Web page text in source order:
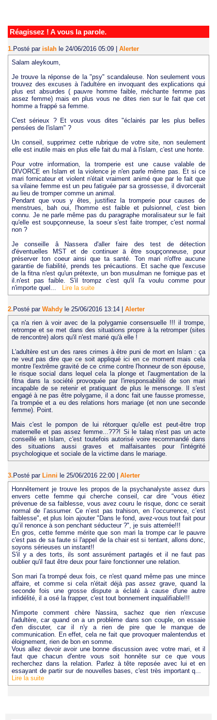
Réagissez ! A vous la parole.
1. Posté par islah le 24/06/2016 05:09
Alerter
Salam aleykoum,
Je trouve la réponse de la "psy" scandaleuse. Non seulement vous
trouvez des excuses à l'adultère en invoquant des explications qui
plus est absurdes ( pauvre homme faible, méchante femme pas
assez femme) mais en plus vous ne dites rien sur le fait que cet
homme a frappé sa femme.
C'est sérieux ? Et vous vous dites "éclairés par les plus belles
pensées de l'islam" ?
Un conseil, supprimez cette rubrique de votre site, non seulement
elle est inutile mais en plus elle fait du mal à l'islam, c'est une honte.
Pour votre information, la tromperie est une cause valable de
DIVORCE en Islam et la violence je n'en parle même pas. Et si ce
mari fornicateur et violent n'était vraiment animé que par le fait que
sa vilaine femme est un peu fatiguée par sa grossesse, il divorcerait
au lieu de tromper comme un animal.
Pendant que vous y êtes, justifiez la tromperie pour causes de
menstrues, bah oui, l'homme est faible et pulsionnel, c'est bien
connu. Je ne parle même pas du paragraphe moralisateur sur le fait
qu'elle est soupçonneuse, la soeur s'est faite tromper, c'est normal
non ?
Je conseille â Nassera d'aller faire des test de détection
d'éventuelles MST et de continuer ä être soupçonneuse, pour
préserver ton coeur ainsi que ta santé. Ton mari n'offre aucune
garantie de fiabilité, prends tes précautions. Et sache que l'excuse
de la fitna n'est qu'un prétexte, un bon musulman ne fornique pas et
il.n'est pas faible. S'il trompz c'est qu'il l'a voulu comme pour
n'importe quel... Lire la suite
2. Posté par Wahdy le 25/06/2016 13:14
Alerter
ça n'a rien à voir avec de la polygamie consensuelle !!! il trompe,
retrompe et se met dans des situations propre à la retromper (sites
de rencontre) alors qu'il n'est marié qu'à elle !
L'adultère est un des rares crimes à être puni de mort en Islam : ça
ne veut pas dire que ce soit appliqué ici en ce moment mais cela
montre l'extrême gravité de ce crime contre l'honneur de son épouse,
le risque social dans lequel cela la plonge et l'augmentation de la
fitna dans la société provoquée par l'irresponsabilité de son mari
incapable de se retenir et pratiquant de plus le mensonge. Il s'est
engagé à ne pas être polygame, il a donc fait une fausse promesse,
l'a trompée et a eu des relations hors mariage (et non une seconde
femme). Point.
Mais c'est le pompon de lui rétorquer qu'elle est peut-être trop
maternelle et pas assez femme...???! Si le talaq n'est pas un acte
conseillé en Islam, c'est toutefois autorisé voire recommandé dans
des situations aussi graves et malfaisantes pour l'intégrité
psychologique et sociale de la victime dans le mariage.
3. Posté par Linni le 25/06/2016 22:00
Alerter
Honnêtement je trouve les propos de la psychanalyste assez durs
envers cette femme qui cherche conseil, car dire "vous étiez
prévenue de sa faiblesse, vous avez couru le risque, donc ce serait
normal de l’assumer. Ce n’est pas trahison, en l’occurrence, c’est
faiblesse", et plus loin ajouter "Dans le fond, avez-vous tout fait pour
qu’il renonce à son penchant séducteur ?", je suis atterrée!!!
En gros, cette femme mérite que son mari la trompe car le pauvre
c'est pas de sa faute si l'appel de la chair est si tentant, allons donc,
soyons sérieuses un instant!!
S'il y a des torts, ils sont assurément partagés et il ne faut pas
oublier qu'il faut être deux pour faire fonctionner une relation.
Son mari l'a trompé deux fois, ce n'est quand même pas une mince
affaire, et comme si cela n'était déjà pas assez grave, quand la
seconde fois une grosse dispute a éclaté à cause d'une autre
infidélité, il a osé la frapper, c'est tout bonnement inqualifiable!!!
N'importe comment chère Nassira, sachez que rien n'excuse
l'adultère, car quand on a un problème dans son couple, on essaie
d'en discuter, car il n'y a rien de pire que le manque de
communication. En effet, cela ne fait que provoquer malentendus et
éloignement, rien de bon en somme.
Vous allez devoir avoir une bonne discussion avec votre mari, et il
faut que chacun d'entre vous soit honnête sur ce que vous
recherchez dans la relation. Parlez à tête reposée avec lui et en
essayant de partir sur de nouvelles bases, c'est très important q...
Lire la suite